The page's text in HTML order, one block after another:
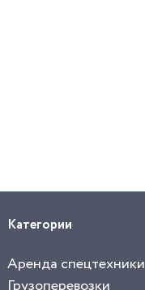
Категории
Аренда спецтехники